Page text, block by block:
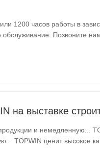
1200 часов работы в
в соответствии с…
и немедленную...
TOPWIN ценит высокое